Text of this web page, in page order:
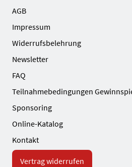
AGB
Impressum
Widerrufsbelehrung
Newsletter
FAQ
Teilnahmebedingungen
Sponsoring
Online-Katalog
Kontakt
Vertrag widerrufen